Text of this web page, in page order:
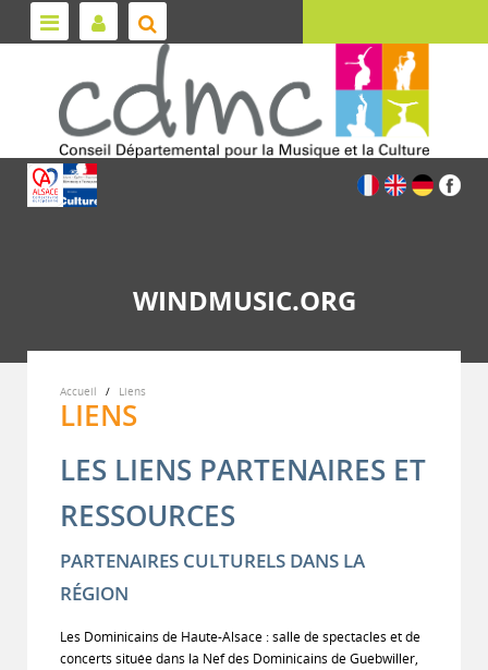
WINDMUSIC.ORG
Accueil Liens
LIENS
LES LIENS PARTENAIRES ET
RESSOURCES
PARTENAIRES CULTURELS DANS LA
RÉGION
Les Dominicains de Haute-Alsace : salle de spectacles et de
concerts située dans la Nef des Dominicains de Guebwiller,